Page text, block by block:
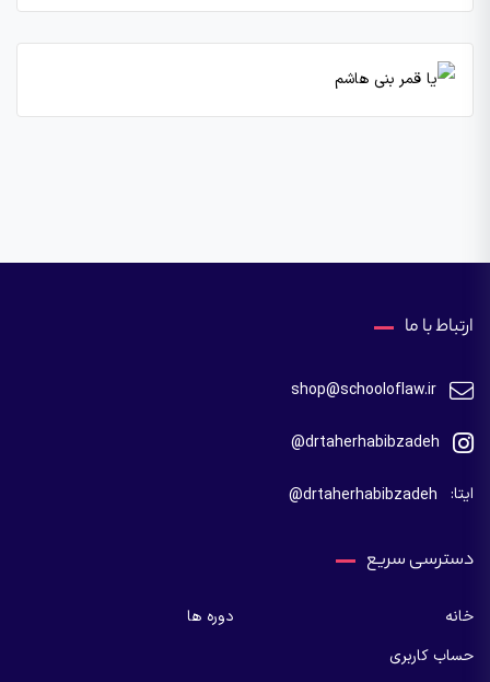
ارتباط با ما
shop@schooloflaw.ir
drtaherhabibzadeh@
ایتا: drtaherhabibzadeh@
دسترسی سریع
خانه
دوره ها
حساب کاربری